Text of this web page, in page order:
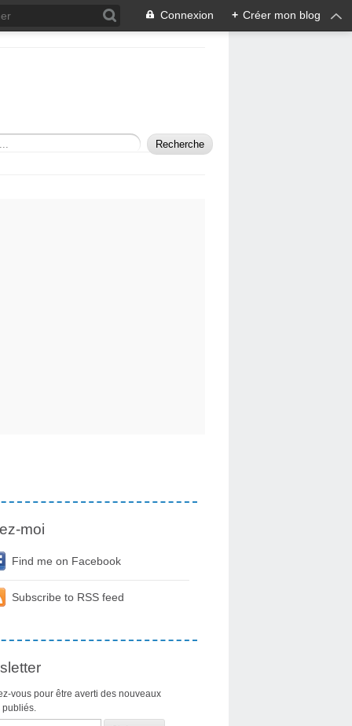
Connexion + Créer mon blog
moi
Find me on Facebook
Subscribe to RSS feed
vous pour être averti des nouveaux
publiés.